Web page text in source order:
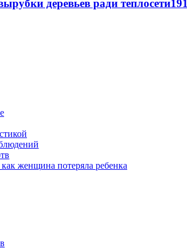
деревьев ради теплосети191
женщина потеряла ребенка